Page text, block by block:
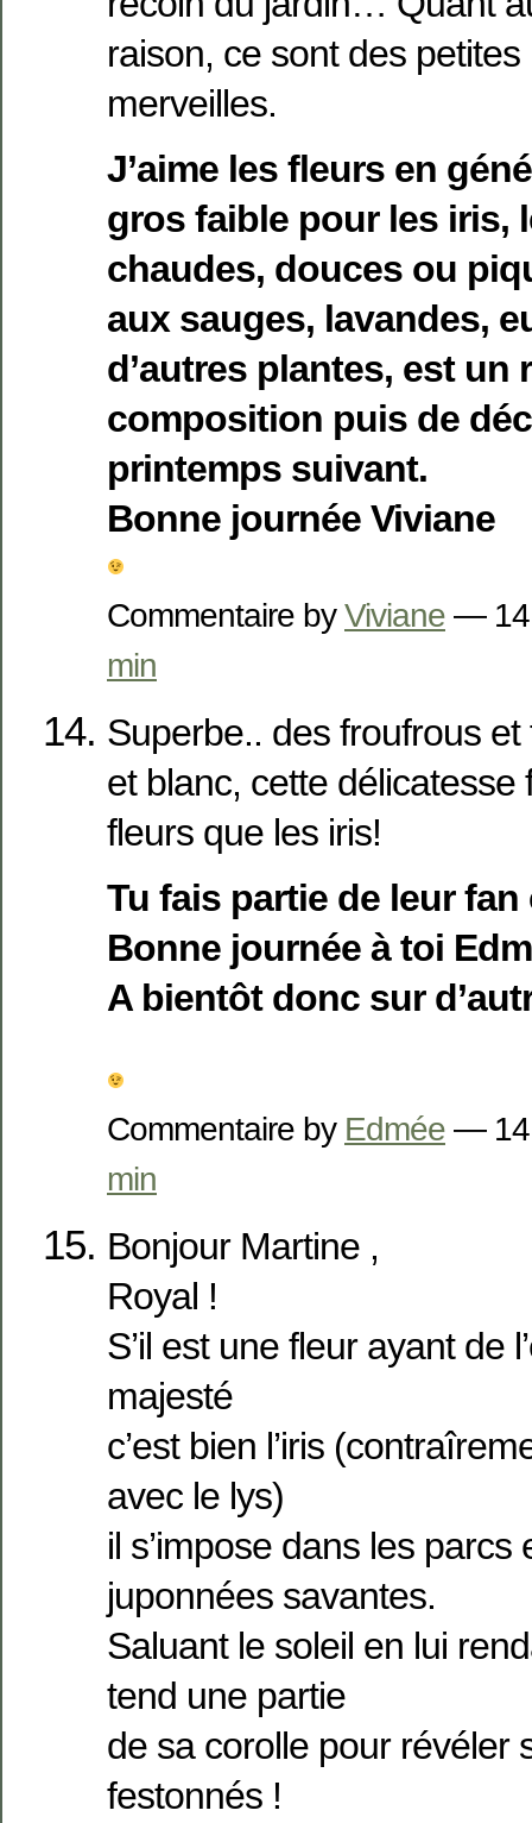
raison, ce sont des
merveilles.
J’aime les fleurs en
gros faible pour les iris,
chaudes, douces ou
aux sauges, lavandes,
d’autres plantes, est un
composition puis de
printemps suivant.
Bonne journée Viviane
Commentaire byViviane — 14
min
Superbe.. des froufrous et
et blanc, cette délicatesse
fleurs que les iris!
Tu fais partie de leur
Bonne journée à toi
A bientôt donc sur
Commentaire by Edmée — 14
min
Bonjour Martine ,
Royal !
S’il est une fleur ayant de
majesté
c’est bien l’iris
avec le lys)
il s’impose dans les parcs
juponnées savantes.
Saluant le soleil en lui
tend une partie
de sa corolle pour révéler
festonnés !